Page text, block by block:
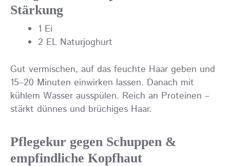
Stärkung
1 Ei
2 EL Naturjoghurt
Gut vermischen, auf das feuchte Haar geben und
15–20 Minuten einwirken lassen. Danach mit
kühlem Wasser ausspülen. Reich an Proteinen –
stärkt dünnes und brüchiges Haar.
Pflegekur gegen Schuppen &
empfindliche Kopfhaut